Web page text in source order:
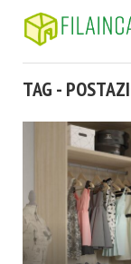
TAG -